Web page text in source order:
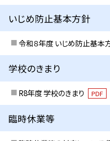
いじめ防止基本方針
令和８年度 いじめ防止基本
学校のきまり
R8年度 学校のきまり PDF
臨時休業等